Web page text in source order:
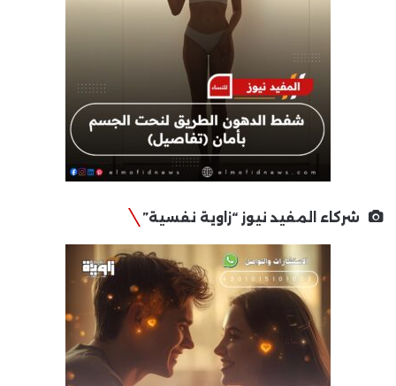
شركاء المفيد نيوز “زاوية نفسية”